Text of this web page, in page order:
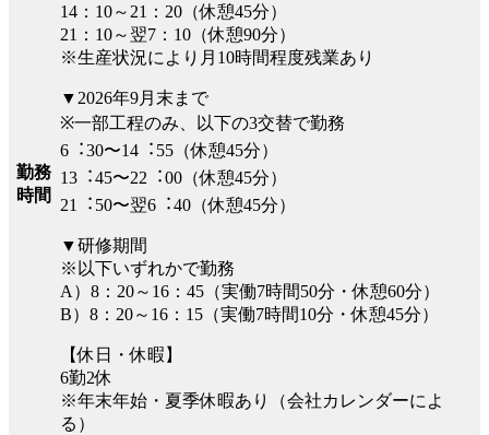
勤務
時間
14：10～21：20（休憩45分）
21：10～翌7：10（休憩90分）
※生産状況により月10時間程度残業あり
▼2026年9月末まで
※一部工程のみ、以下の3交替で勤務
6︓30〜14︓55（休憩45分）
13︓45〜22︓00（休憩45分）
21︓50〜翌6︓40（休憩45分）
▼研修期間
※以下いずれかで勤務
A）8：20～16：45（実働7時間50分・休憩60分）
B）8：20～16：15（実働7時間10分・休憩45分）
【休日・休暇】
6勤2休
※年末年始・夏季休暇あり（会社カレンダーによ
る）